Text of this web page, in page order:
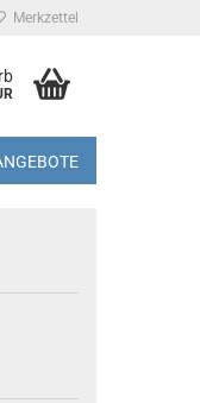
Merkzettel